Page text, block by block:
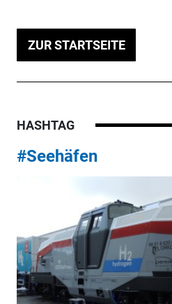
ZUR STARTSEITE
HASHTAG
#Seehäfen